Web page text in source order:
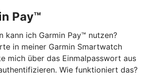
Pay™
kann ich Garmin Pay™ nutzen?
in meiner Garmin Smartwatch
mich über das Einmalpasswort aus
Wie funktioniert das?